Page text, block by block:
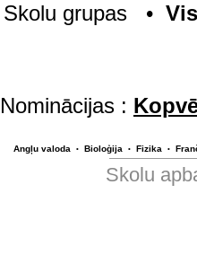
Skolu grupas •
Nominācijas :
Angļu valoda • Bioloģija • Fizika •
Skolu